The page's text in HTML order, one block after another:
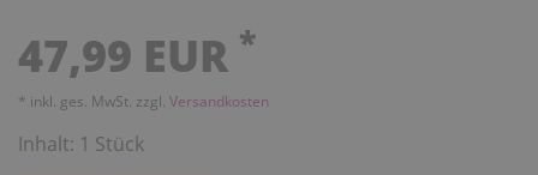
47,99 EUR *
* inkl. ges. MwSt. zzgl. Versandkosten
Inhalt: 1 Stück